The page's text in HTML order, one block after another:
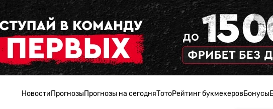
НовостиПрогнозыПрогнозы на сегодняТотоРейтинг букмекеровБонусы